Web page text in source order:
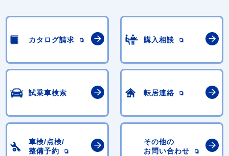
カタログ請求 購入相談
試乗車検索 転居連絡
車検/点検/
整備予約
その他の
お問い合わせ